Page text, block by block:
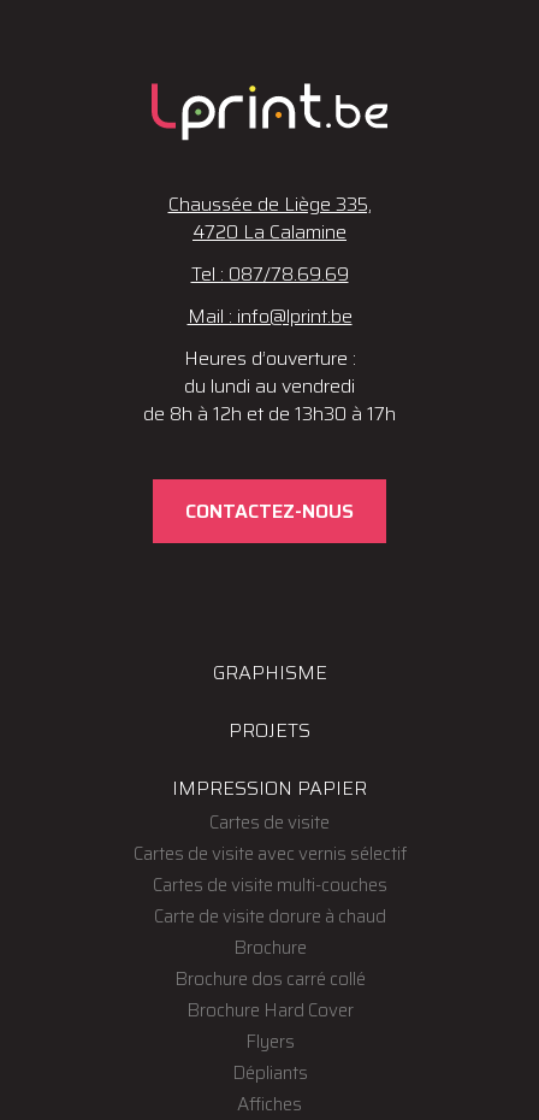
Chaussée de Liège 335,
4720 La Calamine
Tel : 087/78.69.69
Mail : info@lprint.be
Heures d’ouverture :
du lundi au vendredi
de 8h à 12h et de 13h30 à 17h
CONTACTEZ-NOUS
GRAPHISME
PROJETS
IMPRESSION PAPIER
Cartes de visite
Cartes de visite avec vernis sélectif
Cartes de visite multi-couches
Carte de visite dorure à chaud
Brochure
Brochure dos carré collé
Brochure Hard Cover
Flyers
Dépliants
Affiches